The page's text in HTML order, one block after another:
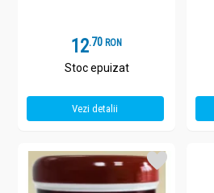
12.7 RON
Stoc epuizat
Vezi detalii